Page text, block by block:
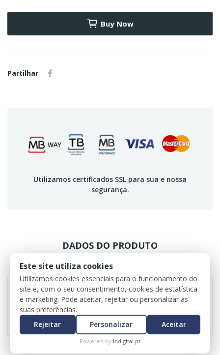
Buy Now
Partilhar
Utilizamos certificados SSL para sua e nossa
segurança.
DADOS DO PRODUTO
REVIEWS
Referência 0588
Este site utiliza cookies
Utilizamos cookies essenciais para o funcionamento do
site e, com o seu consentimento, cookies de estatística
e marketing. Pode aceitar, rejeitar ou personalizar as
suas preferências.
Rejeitar
Personalizar Aceitar
Powered by iddigital.pt